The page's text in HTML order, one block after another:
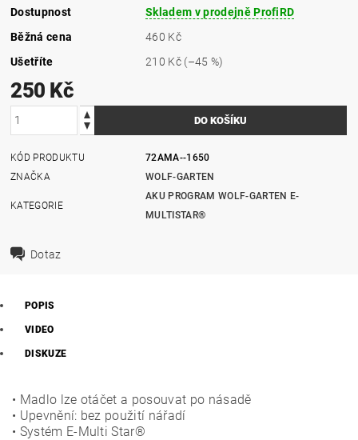
Dostupnost
Skladem v prodejně ProfiRD
Běžná cena
460 Kč
Ušetříte
210 Kč (–45 %)
250 Kč
KÓD PRODUKTU
72AMA--1650
ZNAČKA
WOLF-GARTEN
KATEGORIE
AKU PROGRAM WOLF-GARTEN E-
MULTISTAR®
Dotaz
POPIS
VIDEO
DISKUZE
• Madlo lze otáčet a posouvat po násadě
• Upevnění: bez použití nářadí
• Systém E-Multi Star®